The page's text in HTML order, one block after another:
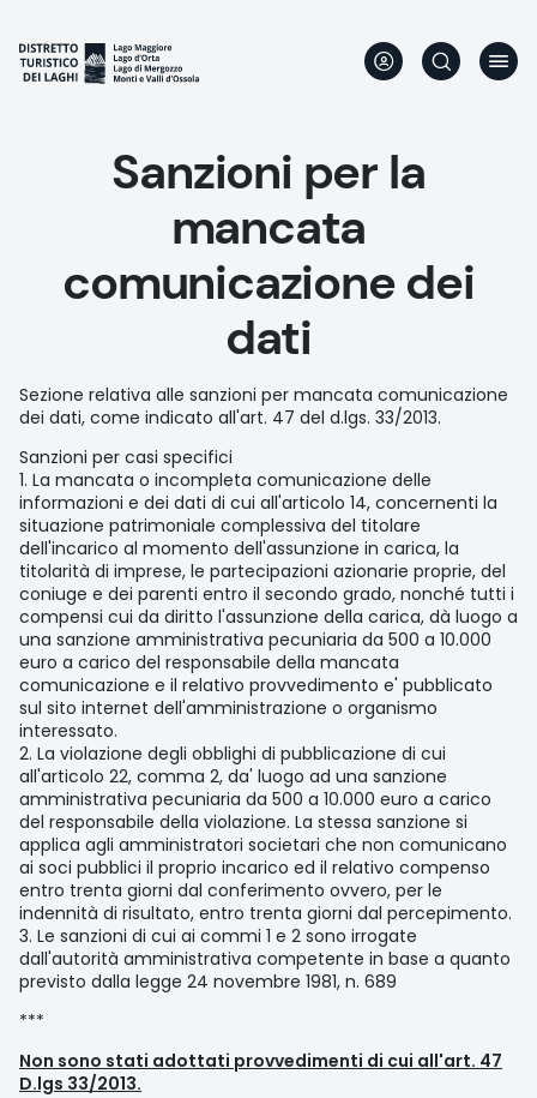
main
content
Sanzioni per la
mancata
comunicazione dei
dati
Sezione relativa alle sanzioni per mancata comunicazione
dei dati, come indicato all'art. 47 del d.lgs. 33/2013.
Sanzioni per casi specifici
1. La mancata o incompleta comunicazione delle
informazioni e dei dati di cui all'articolo 14, concernenti la
situazione patrimoniale complessiva del titolare
dell'incarico al momento dell'assunzione in carica, la
titolarità di imprese, le partecipazioni azionarie proprie, del
coniuge e dei parenti entro il secondo grado, nonché tutti i
compensi cui da diritto l'assunzione della carica, dà luogo a
una sanzione amministrativa pecuniaria da 500 a 10.000
euro a carico del responsabile della mancata
comunicazione e il relativo provvedimento e' pubblicato
sul sito internet dell'amministrazione o organismo
interessato.
2. La violazione degli obblighi di pubblicazione di cui
all'articolo 22, comma 2, da' luogo ad una sanzione
amministrativa pecuniaria da 500 a 10.000 euro a carico
del responsabile della violazione. La stessa sanzione si
applica agli amministratori societari che non comunicano
ai soci pubblici il proprio incarico ed il relativo compenso
entro trenta giorni dal conferimento ovvero, per le
indennità di risultato, entro trenta giorni dal percepimento.
3. Le sanzioni di cui ai commi 1 e 2 sono irrogate
dall'autorità amministrativa competente in base a quanto
previsto dalla legge 24 novembre 1981, n. 689
***
Non sono stati adottati provvedimenti di cui all'art. 47
D.lgs 33/2013.